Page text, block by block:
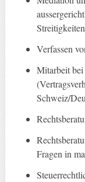
Streitigkeiten
Verfassen
Mitarbeit
Schweiz/
Fragen in